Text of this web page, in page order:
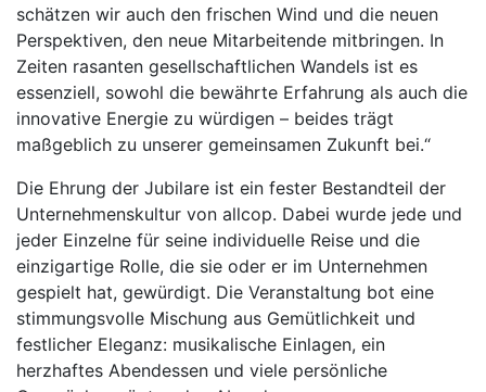
schätzen wir auch den frischen Wind und die neuen
Perspektiven, den neue Mitarbeitende mitbringen. In
Zeiten rasanten gesellschaftlichen Wandels ist es
essenziell, sowohl die bewährte Erfahrung als auch die
innovative Energie zu würdigen – beides trägt
maßgeblich zu unserer gemeinsamen Zukunft bei.“
Die Ehrung der Jubilare ist ein fester Bestandteil der
Unternehmenskultur von allcop. Dabei wurde jede und
jeder Einzelne für seine individuelle Reise und die
einzigartige Rolle, die sie oder er im Unternehmen
gespielt hat, gewürdigt. Die Veranstaltung bot eine
stimmungsvolle Mischung aus Gemütlichkeit und
festlicher Eleganz: musikalische Einlagen, ein
herzhaftes Abendessen und viele persönliche